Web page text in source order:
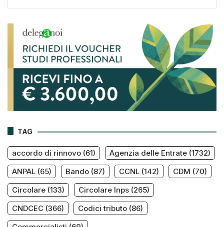
TAG
accordo di rinnovo (61) Agenzia delle Entrate (1732)
ANPAL (65) Bando (87) CCNL (142) CDM (70)
Circolare (133) Circolare Inps (265)
CNDCEC (366) Codici tributo (86)